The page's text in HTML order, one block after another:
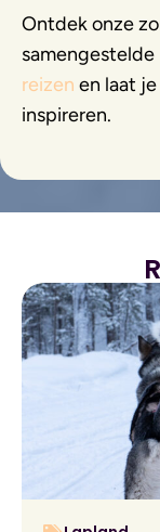
Ontdek onze
samengestelde
reizen en laat je
inspireren.